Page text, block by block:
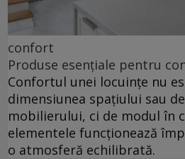
confort
Produse esențiale pentru
Confortul unei locuințe nu
dimensiunea spațiului sau
mobilierului, ci de modul în
elementele funcționează
o atmosferă echilibrată.